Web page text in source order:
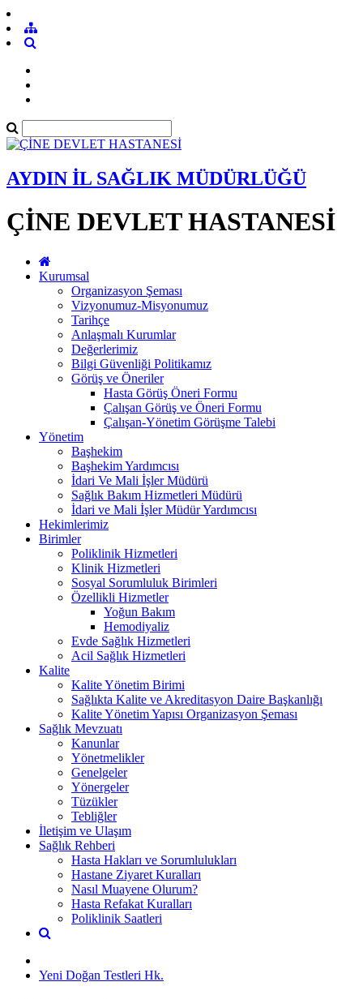
AYDIN İL SAĞLIK MÜDÜRLÜĞÜ
ÇİNE DEVLET HASTANESİ
Kurumsal
Organizasyon Şeması
Vizyonumuz-Misyonumuz
Tarihçe
Anlaşmalı Kurumlar
Değerlerimiz
Bilgi Güvenliği Politikamız
Görüş ve Öneriler
Hasta Görüş Öneri Formu
Çalışan Görüş ve Öneri Formu
Çalışan-Yönetim Görüşme Talebi
Yönetim
Başhekim
Başhekim Yardımcısı
İdari Ve Mali İşler Müdürü
Sağlık Bakım Hizmetleri Müdürü
İdari ve Mali İşler Müdür Yardımcısı
Hekimlerimiz
Birimler
Poliklinik Hizmetleri
Klinik Hizmetleri
Sosyal Sorumluluk Birimleri
Özellikli Hizmetler
Yoğun Bakım
Hemodiyaliz
Evde Sağlık Hizmetleri
Acil Sağlık Hizmetleri
Kalite
Kalite Yönetim Birimi
Sağlıkta Kalite ve Akreditasyon Daire Başkanlığı
Kalite Yönetim Yapısı Organizasyon Şeması
Sağlık Mevzuatı
Kanunlar
Yönetmelikler
Genelgeler
Yönergeler
Tüzükler
Tebliğler
İletişim ve Ulaşım
Sağlık Rehberi
Hasta Hakları ve Sorumlulukları
Hastane Ziyaret Kuralları
Nasıl Muayene Olurum?
Hasta Refakat Kuralları
Poliklinik Saatleri
Yeni Doğan Testleri Hk.